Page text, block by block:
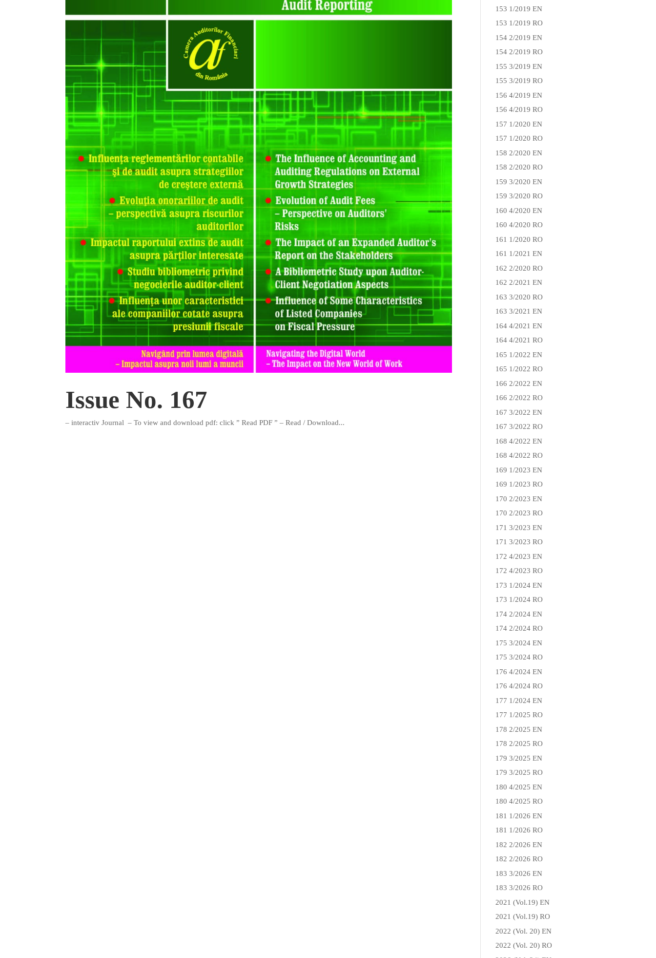
Issue No. 167
– interactiv Journal – To view and download pdf: click ” Read PDF ” – Read / Download...
153 1/2019 EN
153 1/2019 RO
154 2/2019 EN
154 2/2019 RO
155 3/2019 EN
155 3/2019 RO
156 4/2019 EN
156 4/2019 RO
157 1/2020 EN
157 1/2020 RO
158 2/2020 EN
158 2/2020 RO
159 3/2020 EN
159 3/2020 RO
160 4/2020 EN
160 4/2020 RO
161 1/2020 RO
161 1/2021 EN
162 2/2020 RO
162 2/2021 EN
163 3/2020 RO
163 3/2021 EN
164 4/2021 EN
164 4/2021 RO
165 1/2022 EN
165 1/2022 RO
166 2/2022 EN
166 2/2022 RO
167 3/2022 EN
167 3/2022 RO
168 4/2022 EN
168 4/2022 RO
169 1/2023 EN
169 1/2023 RO
170 2/2023 EN
170 2/2023 RO
171 3/2023 EN
171 3/2023 RO
172 4/2023 EN
172 4/2023 RO
173 1/2024 EN
173 1/2024 RO
174 2/2024 EN
174 2/2024 RO
175 3/2024 EN
175 3/2024 RO
176 4/2024 EN
176 4/2024 RO
177 1/2024 EN
177 1/2025 RO
178 2/2025 EN
178 2/2025 RO
179 3/2025 EN
179 3/2025 RO
180 4/2025 EN
180 4/2025 RO
181 1/2026 EN
181 1/2026 RO
182 2/2026 EN
182 2/2026 RO
183 3/2026 EN
183 3/2026 RO
2021 (Vol.19) EN
2021 (Vol.19) RO
2022 (Vol. 20) EN
2022 (Vol. 20) RO